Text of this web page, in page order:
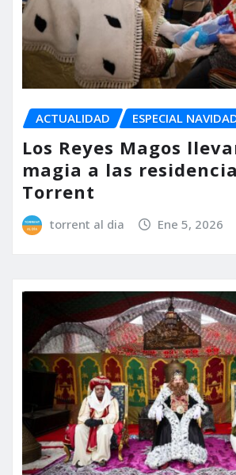
ACTUALIDAD ESPECIAL
Los Reyes Magos
magia a las
Torrent
torrent al dia Ene 5, 2026